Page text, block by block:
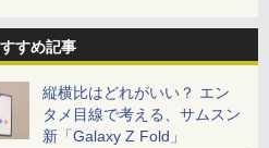
すめ記事
縦横比はどれがいい？ エン
タメ目線で考える、サムスン
新「Galaxy Z Fold」